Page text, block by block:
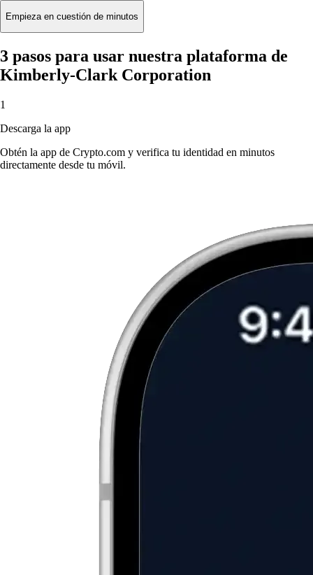
Empieza en cuestión de minutos
3 pasos para usar nuestra plataforma de
Kimberly-Clark Corporation
1
Descarga la app
Obtén la app de Crypto.com y verifica tu identidad en minutos
directamente desde tu móvil.